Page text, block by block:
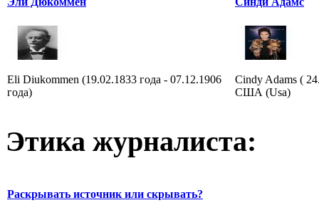
Eli Diukommen (19.02.1833 года - 07.12.1906
года)
Cindy Adams (
США (Usa)
Этика журналиста:
Раскрывать источник или скрывать?